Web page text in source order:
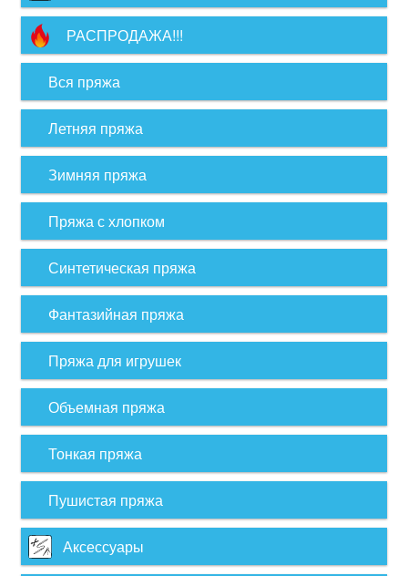
РАСПРОДАЖА!!!
Вся пряжа
Летняя пряжа
Зимняя пряжа
Пряжа с хлопком
Синтетическая пряжа
Фантазийная пряжа
Пряжа для игрушек
Объемная пряжа
Тонкая пряжа
Пушистая пряжа
Аксессуары